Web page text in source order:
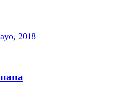
2018